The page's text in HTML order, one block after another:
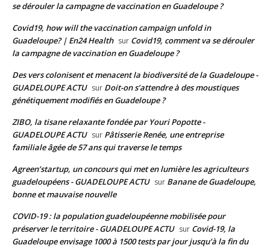
se dérouler la campagne de vaccination en Guadeloupe ?
Covid19, how will the vaccination campaign unfold in
Guadeloupe? | En24 Health sur Covid19, comment va se dérouler
la campagne de vaccination en Guadeloupe ?
Des vers colonisent et menacent la biodiversité de la Guadeloupe -
GUADELOUPE ACTU sur Doit-on s’attendre à des moustiques
génétiquement modifiés en Guadeloupe ?
ZIBO, la tisane relaxante fondée par Youri Popotte -
GUADELOUPE ACTU sur Pâtisserie Renée, une entreprise
familiale âgée de 57 ans qui traverse le temps
Agreen’startup, un concours qui met en lumière les agriculteurs
guadeloupéens - GUADELOUPE ACTU sur Banane de Guadeloupe,
bonne et mauvaise nouvelle
COVID-19 : la population guadeloupéenne mobilisée pour
préserver le territoire - GUADELOUPE ACTU sur Covid-19, la
Guadeloupe envisage 1000 à 1500 tests par jour jusqu’à la fin du